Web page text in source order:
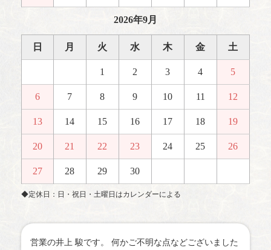
2026年9月
日 月 火 水 木 金 土
1 2 3 4 5
6 7 8 9 10 11 12
13 14 15 16 17 18 19
20 21 22 23 24 25 26
27 28 29 30
◆定休日：日・祝日・土曜日はカレンダーによる
営業の井上 駿です。 何かご不明な点などございました